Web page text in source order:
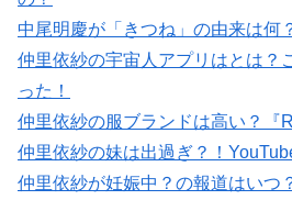
中尾明慶が「きつね」の由来は何
仲里依紗の宇宙人アプリはとは？
った！
仲里依紗の服ブランドは高い？『
仲里依紗の妹は出過ぎ？！
仲里依紗が妊娠中？の報道はいつ